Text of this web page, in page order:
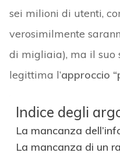
sei milioni di utenti,
verosimilmente
di migliaia), ma il suo
legittima l’approccio
Indice degli
La mancanza
La mancanza di un